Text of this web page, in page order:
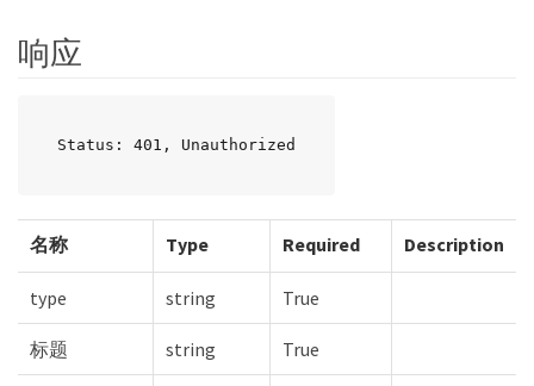
响应
Status: 401, Unauthorized
名称 Type Required Description
type string True
标题 string True